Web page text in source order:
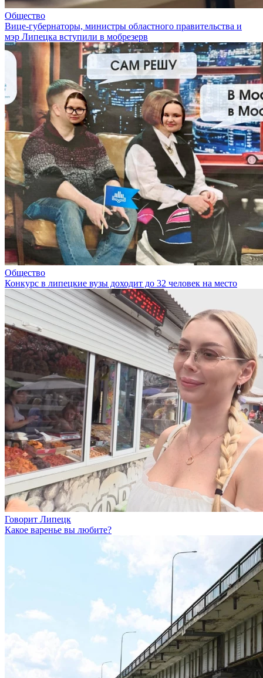
Общество
Вице-губернаторы, министры областного правительства и
мэр Липецка вступили в мобрезерв
Общество
Конкурс в липецкие вузы доходит до 32 человек на место
Говорит Липецк
Какое варенье вы любите?